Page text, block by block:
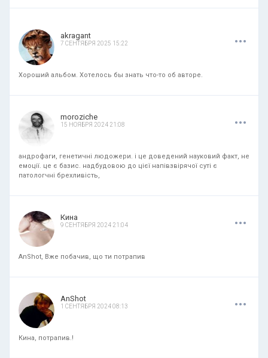
akragant
7 СЕНТЯБРЯ 2025 15:22 ...
Хороший альбом. Хотелось бы знать что-то об авторе.
moroziche
15 НОЯБРЯ 2024 21:08 ...
андрофаги, генетичні людожери. і це доведений науковий факт, не
емоції. це є базис. надбудовою до цієї напівзвірячої суті є
патологчні брехливість,
Кина
9 СЕНТЯБРЯ 2024 21:04 ...
AnShot, Вже побачив, що ти потрапив
AnShot
1 СЕНТЯБРЯ 2024 08:13 ...
Кина, потрапив.!